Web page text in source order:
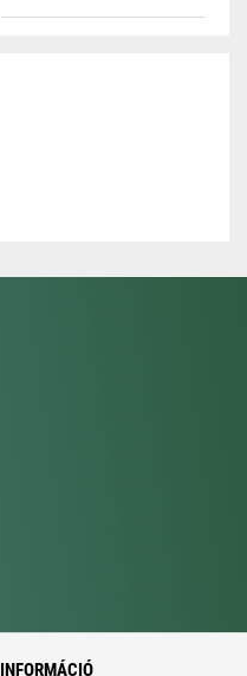
INFORMÁCIÓ